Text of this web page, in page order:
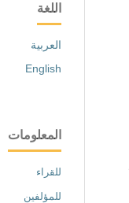
اللغة
العربية
English
المعلومات
للقراء
للمؤلفين